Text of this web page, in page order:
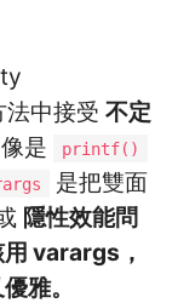
中接受 不定
是 printf()
是把雙面
隱性效能問
varargs，
雅。